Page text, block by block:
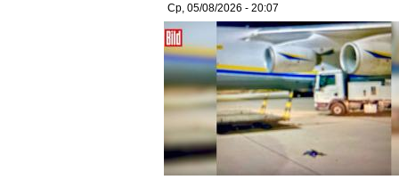
Ср, 05/08/2026 - 20:07